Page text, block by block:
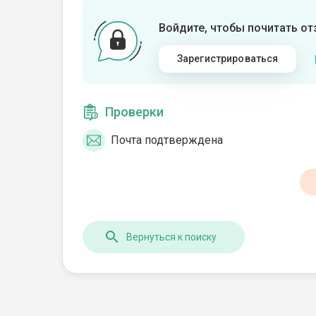
Войдите, чтобы почитать
Зарегистрироваться
Проверки
Почта подтверждена
Вернуться к поиску